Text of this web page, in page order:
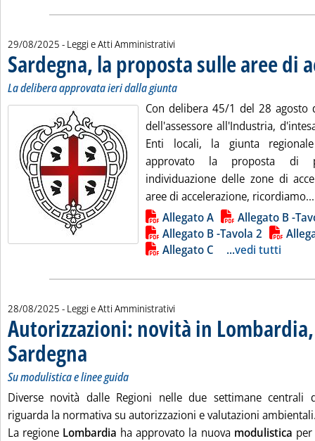
29/08/2025 - Leggi e Atti Amministrativi
Sardegna, la proposta sulle aree di
La delibera approvata ieri dalla giunta
Con delibera 45/1 del 28 agosto
dell'assessore all'Industria,
Enti locali, la giunta
approvato la proposta di
individuazione delle zone di
aree di accelerazione, ricordiamo...
Lista allegati PDF alla notizia
Allegato A
Allegato B -
Allegato B -Tavola 2
Allegato C
...vedi tutti
28/08/2025 - Leggi e Atti Amministrativi
Autorizzazioni: novità in
Sardegna
Su modulistica e linee guida
Diverse novità dalle Regioni nelle due settimane centrali
riguarda la normativa su autorizzazioni e valutazioni
La regione Lombardia ha approvato la nuova modulistica